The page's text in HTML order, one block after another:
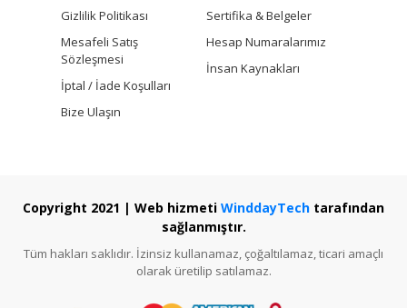
Gizlilik Politikası
Mesafeli Satış
Sözleşmesi
İptal / İade Koşulları
Bize Ulaşın
Sertifika & Belgeler
Hesap Numaralarımız
İnsan Kaynakları
Copyright 2021 | Web hizmeti WinddayTech tarafından
sağlanmıştır.
Tüm hakları saklıdır. İzinsiz kullanamaz, çoğaltılamaz, ticari amaçlı
olarak üretilip satılamaz.